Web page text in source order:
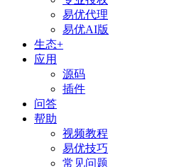
易优代理
易优AI版
生态+
应用
源码
插件
问答
帮助
视频教程
易优技巧
常见问题